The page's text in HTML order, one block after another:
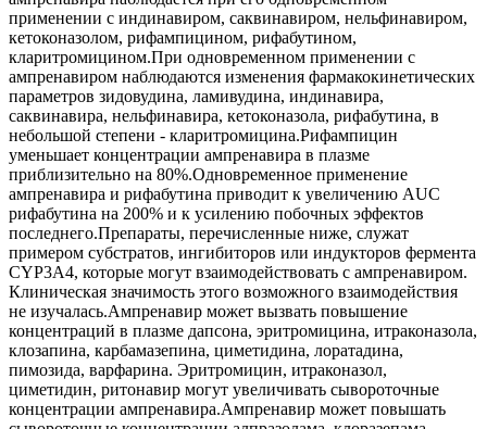
применении с индинавиром, саквинавиром, нельфинавиром,
кетоконазолом, рифампицином, рифабутином,
кларитромицином.При одновременном применении с
ампренавиром наблюдаются изменения фармакокинетических
параметров зидовудина, ламивудина, индинавира,
саквинавира, нельфинавира, кетоконазола, рифабутина, в
небольшой степени - кларитромицина.Рифампицин
уменьшает концентрации ампренавира в плазме
приблизительно на 80%.Одновременное применение
ампренавира и рифабутина приводит к увеличению AUC
рифабутина на 200% и к усилению побочных эффектов
последнего.Препараты, перечисленные ниже, служат
примером субстратов, ингибиторов или индукторов фермента
CYP3A4, которые могут взаимодействовать с ампренавиром.
Клиническая значимость этого возможного взаимодействия
не изучалась.Ампренавир может вызвать повышение
концентраций в плазме дапсона, эритромицина, итраконазола,
клозапина, карбамазепина, циметидина, лоратадина,
пимозида, варфарина. Эритромицин, итраконазол,
циметидин, ритонавир могут увеличивать сывороточные
концентрации ампренавира.Ампренавир может повышать